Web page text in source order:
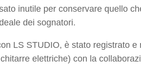
inutile per conservare quello
dei sognatori.
LS STUDIO, è stato registrato e
elettriche) con la